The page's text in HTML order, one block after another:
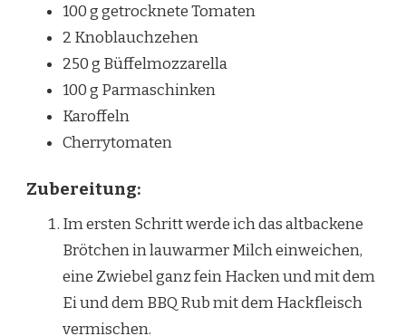
100 g getrocknete Tomaten
2 Knoblauchzehen
250 g Büffelmozzarella
100 g Parmaschinken
Karoffeln
Cherrytomaten
Zubereitung:
Im ersten Schritt werde ich das altbackene
Brötchen in lauwarmer Milch einweichen,
eine Zwiebel ganz fein Hacken und mit dem
Ei und dem BBQ Rub mit dem Hackfleisch
vermischen.